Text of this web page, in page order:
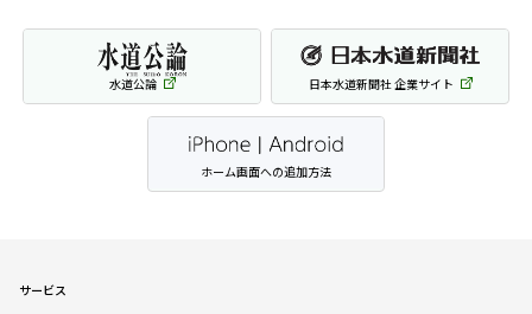
水道公論 日本水道新聞社 企業サイト
ホーム画面への追加方法
サービス